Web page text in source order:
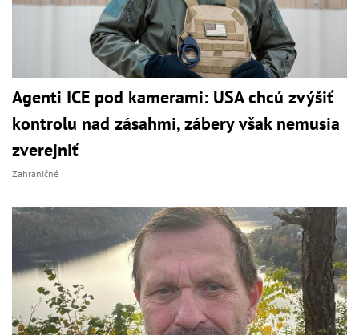
Agenti ICE pod kamerami: USA chcú zvýšiť
kontrolu nad zásahmi, zábery však nemusia
zverejniť
Zahraničné